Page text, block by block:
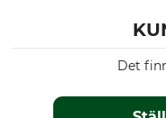
Det